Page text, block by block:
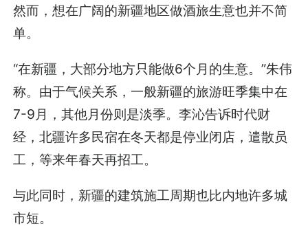
然而，想在广阔的新疆地区做酒旅生意也并不简
单。
“在新疆，大部分地方只能做6个月的生意。”朱伟
称。由于气候关系，一般新疆的旅游旺季集中在
7-9月，其他月份则是淡季。李沁告诉时代财
经，北疆许多民宿在冬天都是停业闭店，遣散员
工，等来年春天再招工。
与此同时，新疆的建筑施工周期也比内地许多城
市短。